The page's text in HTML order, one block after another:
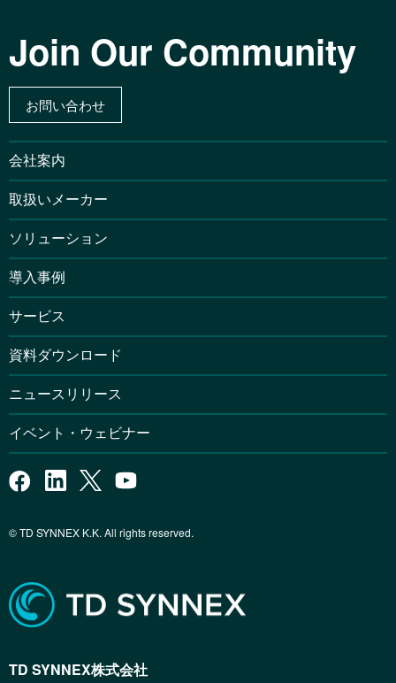
Join Our Community
お問い合わせ
会社案内
取扱いメーカー
ソリューション
導入事例
サービス
資料ダウンロード
ニュースリリース
イベント・ウェビナー
© TD SYNNEX K.K. All rights reserved.
TD SYNNEX株式会社